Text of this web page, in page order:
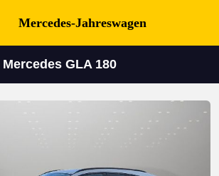
Mercedes-Jahreswagen
Mercedes GLA 180